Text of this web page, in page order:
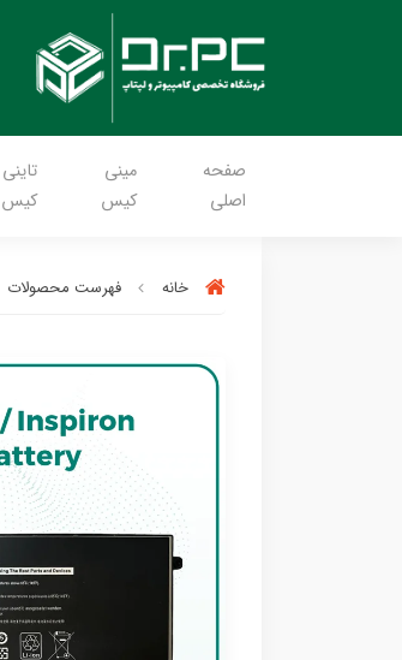
صفحه
اصلی
مینی
کیس
تاینی
کیس
خانه فهرست محصولات